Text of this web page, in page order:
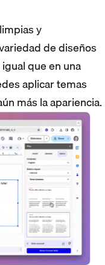
y
de diseños
igual que en una
aplicar temas
más la apariencia.